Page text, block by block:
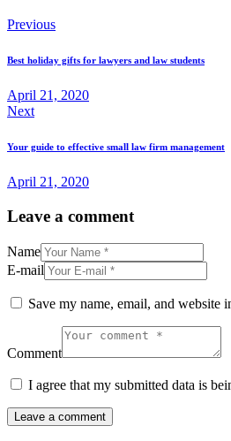
Previous
Best holiday gifts for lawyers and law students
April 21, 2020
Next
Your guide to effective small law firm management
April 21, 2020
Leave a comment
Name
E-mail
Save my name, email, and website
Comment
I agree that my submitted data is